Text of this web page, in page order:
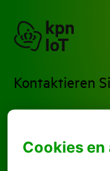
Kontaktieren
helfen?
Cookies